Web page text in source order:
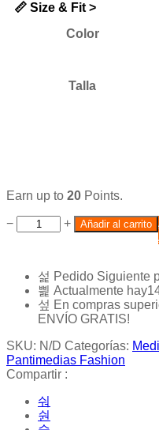
📏 Size & Fit >
Color
Talla
Earn up to 20 Points.
− + Añadir al carrito
Pedido Siguiente
Actualmente hay
En compras
ENVÍO GRATIS!
SKU: N/D Categorías:
Pantimedias Fashion
Compartir :